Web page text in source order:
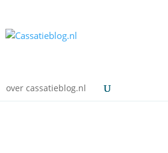
over cassatieblog.nl